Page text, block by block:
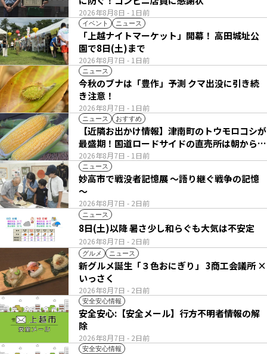
2026年8月8日 - 1日前
イベント ニュース
2026年8月7日 - 1日前
「上越ナイトマーケット」開幕！ 高田城址公
園で8日(土)まで
ニュース
2026年8月7日 - 1日前
今秋のブナは「豊作」予測 クマ出没に引き続
き注意！
ニュース おすすめ
2026年8月7日 - 1日前
【近隣お出かけ情報】津南町のトウモロコシが
最盛期！国道ロードサイドの直売所は朝から長
い列
ニュース
2026年8月7日 - 2日前
妙高市で戦没者記憶展 ～語り継ぐ戦争の記憶
～
ニュース
2026年8月7日 - 2日前
8日(土)以降 暑さ少し和らぐも大気は不安定
グルメ ニュース
2026年8月7日 - 2日前
新グルメ誕生「３色おにぎり」 3商工会議所 ×
いっさく
安全安心情報
2026年8月7日 - 2日前
安全安心:【安全メール】行方不明者情報の解
除
安全安心情報